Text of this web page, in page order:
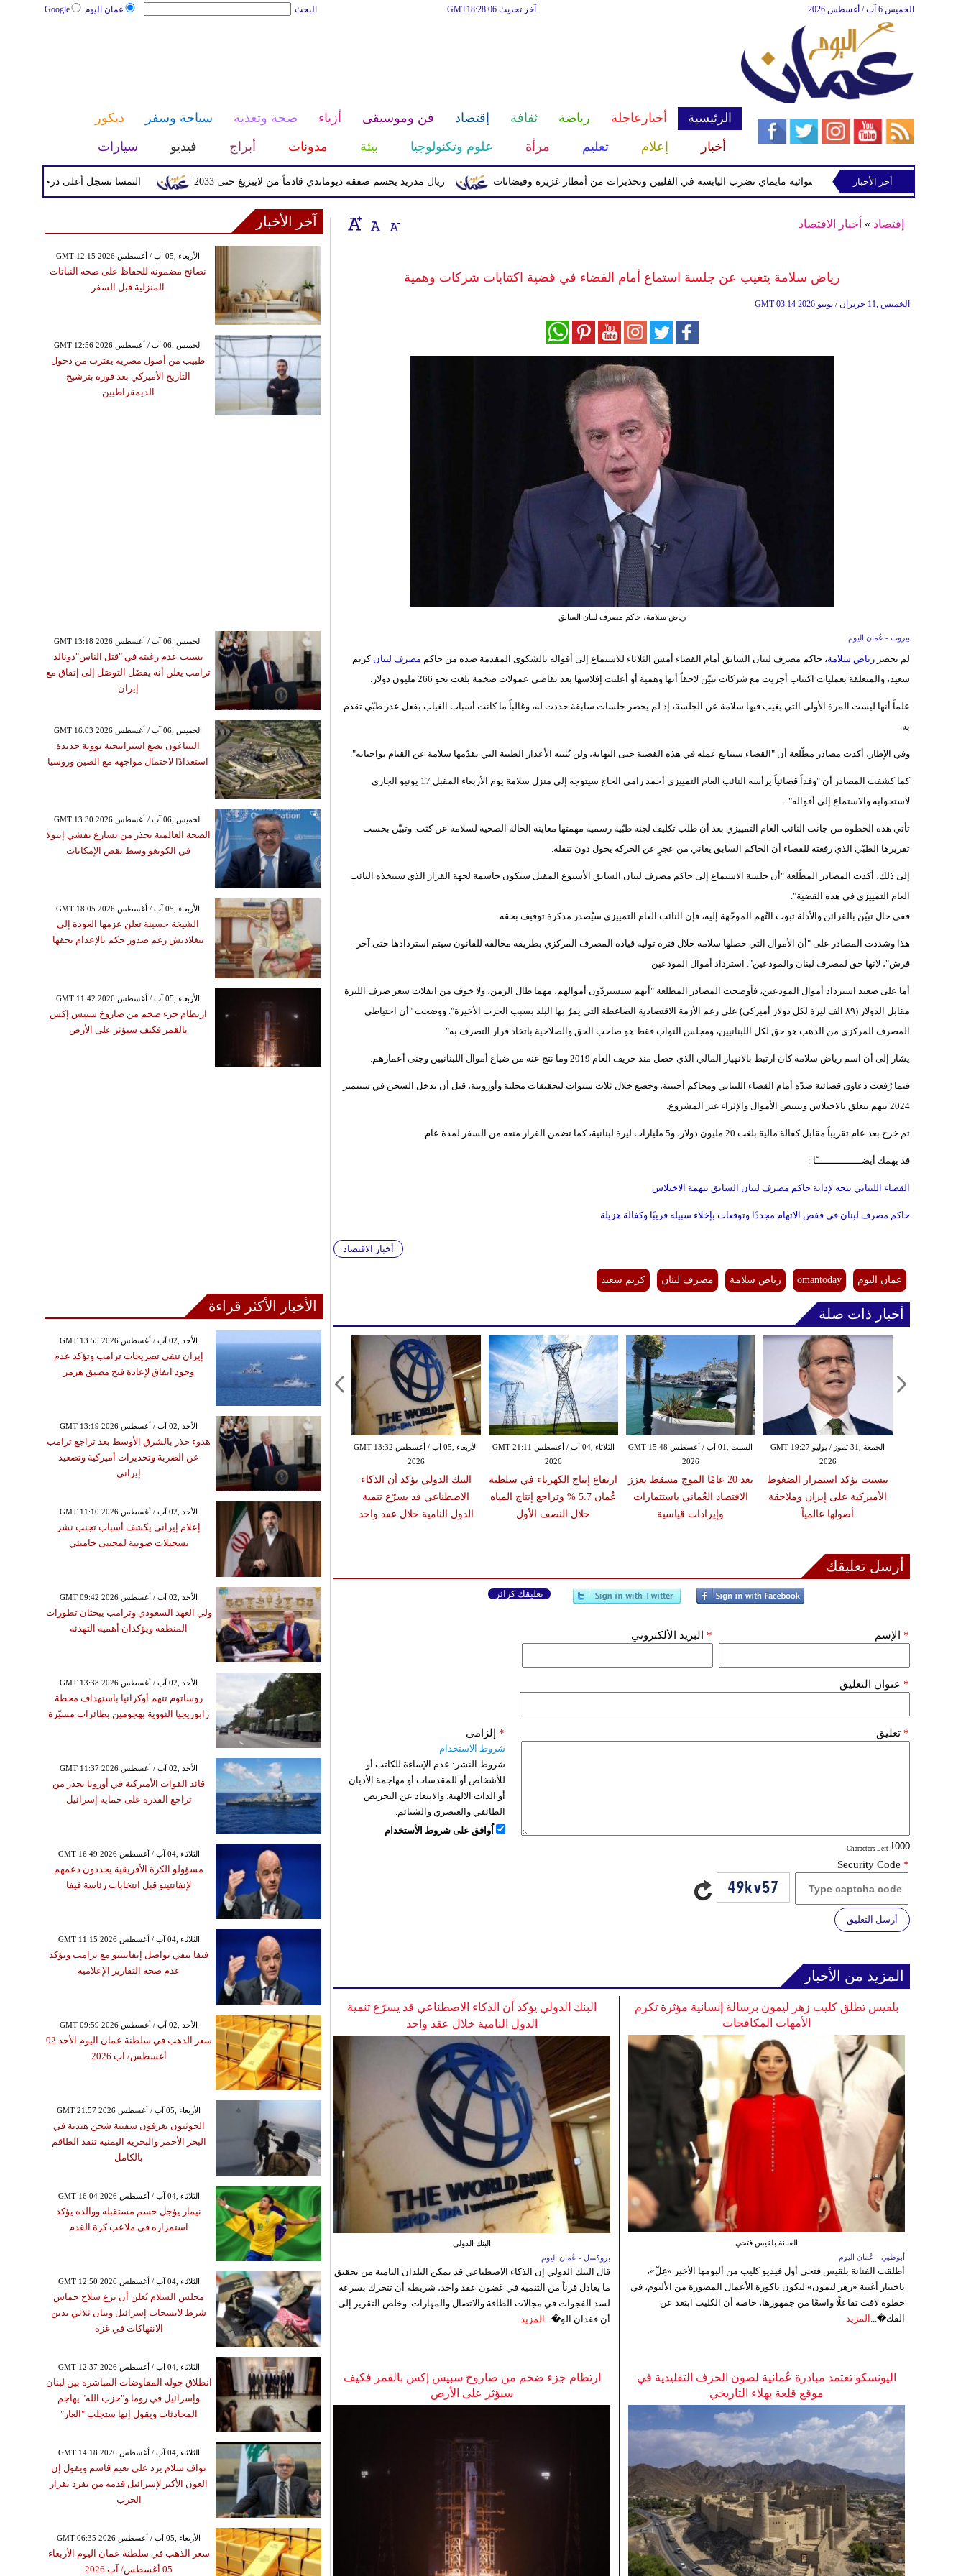
عمان اليوم Google البحث آخر تحديث GMT18:28:06 الخميس 6 آب / أغسطس 2026
الرئيسية أخبارعاجلة رياضة ثقافة إقتصاد فن وموسيقى أزياء صحة وتغذية سياحة وسفر
ديكور
أخبار
إعلام تعليم مرأة علوم وتكنولوجيا بيئة مدونات أبراج فيديو سيارات
النمسا تسجل أعلى درجة حرارة في تاريخها مع ريال مدريد يحسم صفقة ديوماندي قادماً من لايبزيغ حتى 2033 العاصفة الاستوائية مايماي تضرب اليابسة في الفلبين وتحذيرات من أمطار غزيرة وفيضانات
أخر الأخبار
إقتصاد » أخبار الاقتصاد
رياض سلامة يتغيب عن جلسة استماع أمام القضاء في قضية اكتتابات شركات وهمية
GMT 03:14 2026 الخميس ,11 حزيران / يونيو
رياض سلامة، حاكم مصرف لبنان السابق
بيروت - عُمان اليوم
لم يحضر رياض سلامة، حاكم مصرف لبنان السابق أمام القضاء أمس الثلاثاء للاستماع إلى أقواله بالشكوى المقدمة ضده من حاكم مصرف لبنان كريم
سعيد، والمتعلقة بعمليات اكتتاب أجريت مع شركات تبيّن لاحقاً أنها وهمية أو أعلنت إفلاسها بعد تقاضي عمولات ضخمة بلغت نحو 266 مليون دولار.
علماً أنها ليست المرة الأولى التي يغيب فيها سلامة عن الجلسة، إذ لم يحضر جلسات سابقة حددت له، وغالباً ما كانت أسباب الغياب بفعل عذر طبّي تقدم
به.
وفي الإطار، أكدت مصادر مطّلعة أن "القضاء سيتابع عمله في هذه القضية حتى النهاية، ولن تُثنيه الأعذار الطبية التي يقدّمها سلامة عن القيام بواجباته".
كما كشفت المصادر أن "وفداً قضائياً يرأسه النائب العام التمييزي أحمد رامي الحاج سيتوجه إلى منزل سلامة يوم الأربعاء المقبل 17 يونيو الجاري
لاستجوابه والاستماع إلى أقواله".
تأتي هذه الخطوة من جانب النائب العام التمييزي بعد أن طلب تكليف لجنة طبّية رسمية مهمتها معاينة الحالة الصحية لسلامة عن كثب. وتبيّن بحسب
تقريرها الطبّي الذي رفعته للقضاء أن الحاكم السابق يعاني من عجزٍ عن الحركة يحول دون تنقله.
إلى ذلك، أكدت المصادر المطّلعة "أن جلسة الاستماع إلى حاكم مصرف لبنان السابق الأسبوع المقبل ستكون حاسمة لجهة القرار الذي سيتخذه النائب
العام التمييزي في هذه القضية".
ففي حال تبيّن بالقرائن والأدلة ثبوت التُهم الموجّهة إليه، فإن النائب العام التمييزي سيُصدر مذكرة توقيف بحقه.
هذا وشددت المصادر على "أن الأموال التي حصلها سلامة خلال فترة توليه قيادة المصرف المركزي بطريقة مخالفة للقانون سيتم استردادها حتى آخر
قرش"، لانها حق لمصرف لبنان والمودعين". استرداد أموال المودعين
أما على صعيد استرداد أموال المودعين، فأوضحت المصادر المطلعة "أنهم سيستردّون أموالهم، مهما طال الزمن، ولا خوف من انفلات سعر صرف الليرة
مقابل الدولار (٨٩ الف ليرة لكل دولار أميركي) على رغم الأزمة الاقتصادية الضاغطة التي يمرّ بها البلد بسبب الحرب الأخيرة". ووضحت "أن احتياطي
المصرف المركزي من الذهب هو حق لكل اللبنانيين، ومجلس النواب فقط هو صاحب الحق والصلاحية باتخاذ قرار التصرف به".
يشار إلى أن اسم رياض سلامة كان ارتبط بالانهيار المالي الذي حصل منذ خريف العام 2019 وما نتج عنه من ضياع أموال اللبنانيين وجنى أعمارهم.
فيما رُفعت دعاوى قضائية ضدّه أمام القضاء اللبناني ومحاكم أجنبية، وخضع خلال ثلاث سنوات لتحقيقات محلية وأوروبية، قبل أن يدخل السجن في سبتمبر
2024 بتهم تتعلق بالاختلاس وتبييض الأموال والإثراء غير المشروع.
ثم خرج بعد عام تقريباً مقابل كفالة مالية بلغت 20 مليون دولار، و5 مليارات ليرة لبنانية، كما تضمن القرار منعه من السفر لمدة عام.
قد يهمك أيضــــــــــــــــًا :
القضاء اللبناني يتجه لإدانة حاكم مصرف لبنان السابق بتهمة الاختلاس
حاكم مصرف لبنان في قفص الاتهام مجددًا وتوقعات بإخلاء سبيله قريبًا وكفالة هزيلة
أخبار الاقتصاد
عمان اليوم omantoday رياض سلامة مصرف لبنان كريم سعيد
أخبار ذات صلة
الأربعاء ,05 آب / أغسطس GMT 13:32
2026
البنك الدولي يؤكد أن الذكاء
الاصطناعي قد يسرّع تنمية
الدول النامية خلال عقد واحد
الثلاثاء ,04 آب / أغسطس GMT 21:11
2026
ارتفاع إنتاج الكهرباء في سلطنة
عُمان 5.7 % وتراجع إنتاج المياه
خلال النصف الأول
السبت ,01 آب / أغسطس GMT 15:48
2026
بعد 20 عامًا الموج مسقط يعزز
الاقتصاد العُماني باستثمارات
وإيرادات قياسية
الجمعة ,31 تموز / يوليو GMT 19:27
2026
بيسنت يؤكد استمرار الضغوط
الأميركية على إيران وملاحقة
أصولها عالمياً
أرسل تعليقك
تعليقك كزائر
الإسم * البريد الألكتروني *
عنوان التعليق *
تعليق *
: Characters Left
إلزامي *
شروط الاستخدام
شروط النشر: عدم الإساءة للكاتب أو
للأشخاص أو للمقدسات أو مهاجمة الأديان
أو الذات الالهية. والابتعاد عن التحريض
الطائفي والعنصري والشتائم.
اُوافق على شروط الأستخدام
Security Code *
أرسل التعليق
المزيد من الأخبار
البنك الدولي يؤكد أن الذكاء الاصطناعي قد يسرّع تنمية
الدول النامية خلال عقد واحد
البنك الدولي
بروكسل - عُمان اليوم
قال البنك الدولي إن الذكاء الاصطناعي قد يمكن البلدان النامية من تحقيق
ما يعادل قرناً من التنمية في غضون عقد واحد، شريطة أن تتحرك بسرعة
لسد الفجوات في مجالات الطاقة والاتصال والمهارات. وخلص التقرير إلى
أن فقدان الو�... المزيد
بلقيس تطلق كليب زهر ليمون برسالة إنسانية مؤثرة تكرم
الأمهات المكافحات
الفنانة بلقيس فتحي
أبوظبي - عُمان اليوم
أطلقت الفنانة بلقيس فتحي أول فيديو كليب من ألبومها الأخير «غِلّ»،
باختيار أغنية «زهر ليمون» لتكون باكورة الأعمال المصورة من الألبوم، في
خطوة لاقت تفاعلًا واسعًا من جمهورها، خاصة أن الكليب ابتعد عن
الفك�... المزيد
ارتطام جزء ضخم من صاروخ سبيس إكس بالقمر فكيف
سيؤثر على الأرض
اليونسكو تعتمد مبادرة عُمانية لصون الحرف التقليدية في
موقع قلعة بهلاء التاريخي
آخر الأخبار
GMT 12:15 2026 الأربعاء ,05 آب / أغسطس
نصائح مضمونة للحفاظ على صحة النباتات
المنزلية قبل السفر
GMT 12:56 2026 الخميس ,06 آب / أغسطس
طبيب من أصول مصرية يقترب من دخول
التاريخ الأميركي بعد فوزه بترشيح
الديمقراطيين
GMT 13:18 2026 الخميس ,06 آب / أغسطس
بسبب عدم رغبته في "قتل الناس"دونالد
ترامب يعلن أنه يفضَل التوصَل إلى إتفاق مع
إيران
GMT 16:03 2026 الخميس ,06 آب / أغسطس
البنتاغون يضع استراتيجية نووية جديدة
استعدادًا لاحتمال مواجهة مع الصين وروسيا
GMT 13:30 2026 الخميس ,06 آب / أغسطس
الصحة العالمية تحذر من تسارع تفشي إيبولا
في الكونغو وسط نقص الإمكانات
GMT 18:05 2026 الأربعاء ,05 آب / أغسطس
الشيخة حسينة تعلن عزمها العودة إلى
بنغلاديش رغم صدور حكم بالإعدام بحقها
GMT 11:42 2026 الأربعاء ,05 آب / أغسطس
ارتطام جزء ضخم من صاروخ سبيس إكس
بالقمر فكيف سيؤثر على الأرض
الأخبار الأكثر قراءة
GMT 13:55 2026 الأحد ,02 آب / أغسطس
إيران تنفي تصريحات ترامب وتؤكد عدم
وجود اتفاق لإعادة فتح مضيق هرمز
GMT 13:19 2026 الأحد ,02 آب / أغسطس
هدوء حذر بالشرق الأوسط بعد تراجع ترامب
عن الضربة وتحذيرات أميركية وتصعيد
إيراني
GMT 11:10 2026 الأحد ,02 آب / أغسطس
إعلام إيراني يكشف أسباب تجنب نشر
تسجيلات صوتية لمجتبى خامنئي
GMT 09:42 2026 الأحد ,02 آب / أغسطس
ولي العهد السعودي وترامب يبحثان تطورات
المنطقة ويؤكدان أهمية التهدئة
GMT 13:38 2026 الأحد ,02 آب / أغسطس
روساتوم تتهم أوكرانيا باستهداف محطة
زابوريجيا النووية بهجومين بطائرات مسيّرة
GMT 11:37 2026 الأحد ,02 آب / أغسطس
قائد القوات الأميركية في أوروبا يحذر من
تراجع القدرة على حماية إسرائيل
GMT 16:49 2026 الثلاثاء ,04 آب / أغسطس
مسؤولو الكرة الأفريقية يجددون دعمهم
لإنفانتينو قبل انتخابات رئاسة فيفا
GMT 11:15 2026 الثلاثاء ,04 آب / أغسطس
فيفا ينفي تواصل إنفانتينو مع ترامب ويؤكد
عدم صحة التقارير الإعلامية
GMT 09:59 2026 الأحد ,02 آب / أغسطس
سعر الذهب في سلطنة عمان اليوم الأحد 02
أغسطس/ آب 2026
GMT 21:57 2026 الأربعاء ,05 آب / أغسطس
الحوثيون يغرقون سفينة شحن هندية في
البحر الأحمر والبحرية اليمنية تنقذ الطاقم
بالكامل
GMT 16:04 2026 الثلاثاء ,04 آب / أغسطس
نيمار يؤجل حسم مستقبله ووالده يؤكد
استمراره في ملاعب كرة القدم
GMT 12:50 2026 الثلاثاء ,04 آب / أغسطس
مجلس السلام يُعلن أن نزع سلاح حماس
شرط لانسحاب إسرائيل وبيان ثلاثي يدين
الانتهاكات في غزة
GMT 12:37 2026 الثلاثاء ,04 آب / أغسطس
انطلاق جولة المفاوضات المباشرة بين لبنان
وإسرائيل في روما و"حزب الله" يهاجم
المحادثات ويقول إنها ستجلب "العار"
GMT 14:18 2026 الثلاثاء ,04 آب / أغسطس
نواف سلام يرد على نعيم قاسم ويقول إن
العون الأكبر لإسرائيل قدمه من تفرد بقرار
الحرب
GMT 06:35 2026 الأربعاء ,05 آب / أغسطس
سعر الذهب في سلطنة عمان اليوم الأربعاء
05 أغسطس/ آب 2026